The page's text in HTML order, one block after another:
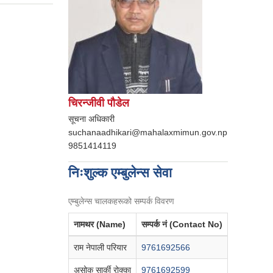
चिरन्जीवी पौडेल
सूचना अधिकारी
suchanaadhikari@mahalaxmimun.gov.np
9851414119
निःशुल्क एम्बुलेन्स सेवा
एम्बुलेन्स चालकहरूको सम्पर्क विवरण
नामथर (Name) सम्पर्क नं (Contact No)
राम नेपाली परियार 9761692566
असोक सार्की रोक्का 9761692599